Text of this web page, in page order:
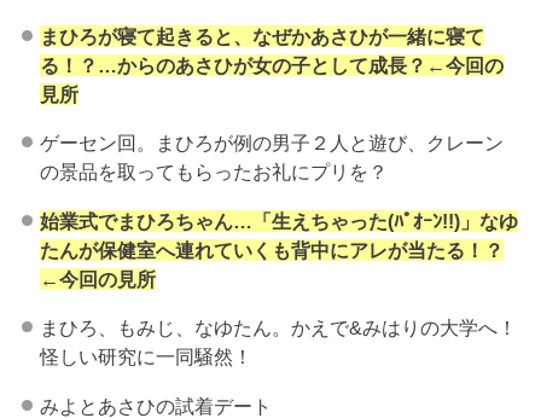
まひろが寝て起きると、なぜかあさひが一緒に寝て
る！？…からのあさひが女の子として成長？←今回の
見所
ゲーセン回。まひろが例の男子２人と遊び、クレーン
の景品を取ってもらったお礼にプリを？
始業式でまひろちゃん…「生えちゃった(ﾊﾟｵｰﾝ!!)」なゆ
たんが保健室へ連れていくも背中にアレが当たる！？
←今回の見所
まひろ、もみじ、なゆたん。かえで&みはりの大学へ！
怪しい研究に一同騒然！
みよとあさひの試着デート